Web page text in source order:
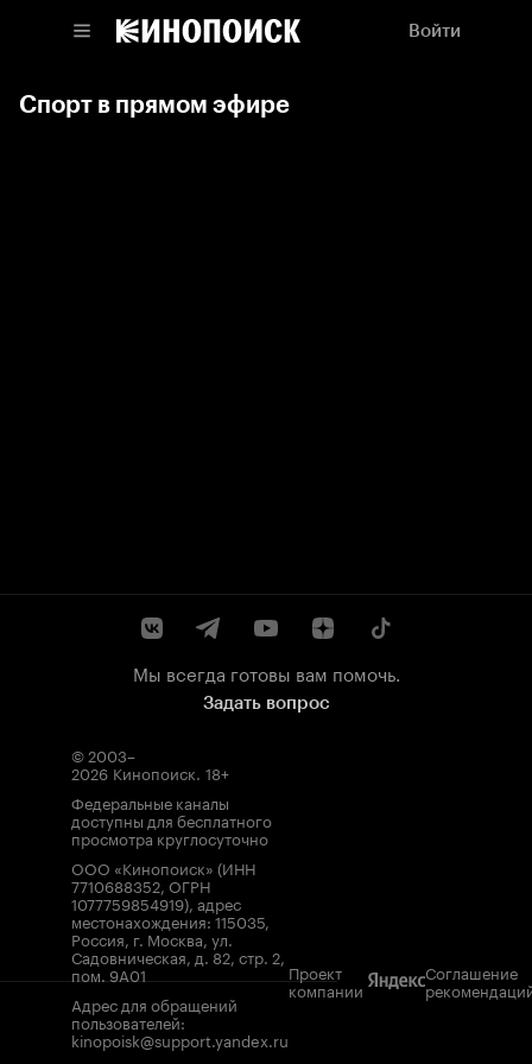
Войти
Спорт в прямом эфире
Мы всегда готовы вам помочь.
Задать вопрос
© 2003–
2026 Кинопоиск. 18+
Федеральные каналы
доступны для бесплатного
просмотра круглосуточно
ООО «Кинопоиск» (ИНН
7710688352, ОГРН
1077759854919), адрес
местонахождения: 115035,
Россия, г. Москва, ул.
Садовническая, д. 82, стр. 2,
пом. 9А01
Адрес для обращений
пользователей:
kinopoisk@support.yandex.ru
Проект
компании
Соглашение